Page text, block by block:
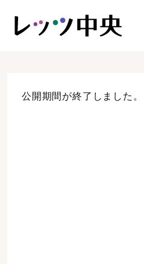
公開期間が終了しました。